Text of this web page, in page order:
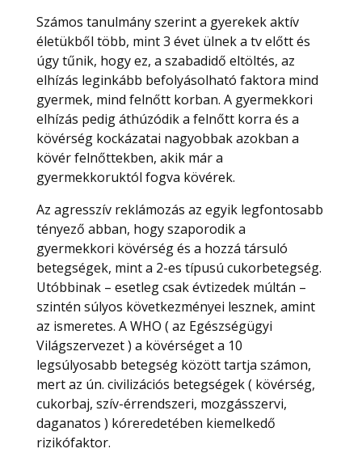
Számos tanulmány szerint a gyerekek aktív
életükből több, mint 3 évet ülnek a tv előtt és
úgy tűnik, hogy ez, a szabadidő eltöltés, az
elhízás leginkább befolyásolható faktora mind
gyermek, mind felnőtt korban. A gyermekkori
elhízás pedig áthúzódik a felnőtt korra és a
kövérség kockázatai nagyobbak azokban a
kövér felnőttekben, akik már a
gyermekkoruktól fogva kövérek.
Az agresszív reklámozás az egyik legfontosabb
tényező abban, hogy szaporodik a
gyermekkori kövérség és a hozzá társuló
betegségek, mint a 2-es típusú cukorbetegség.
Utóbbinak – esetleg csak évtizedek múltán –
szintén súlyos következményei lesznek, amint
az ismeretes. A WHO ( az Egészségügyi
Világszervezet ) a kövérséget a 10
legsúlyosabb betegség között tartja számon,
mert az ún. civilizációs betegségek ( kövérség,
cukorbaj, szív-érrendszeri, mozgásszervi,
daganatos ) kóreredetében kiemelkedő
rizikófaktor.